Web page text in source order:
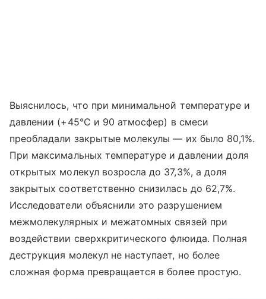
Выяснилось, что при минимальной температуре и
давлении (+45°С и 90 атмосфер) в смеси
преобладали закрытые молекулы — их было 80,1%.
При максимальных температуре и давлении доля
открытых молекул возросла до 37,3%, а доля
закрытых соответственно снизилась до 62,7%.
Исследователи объяснили это разрушением
межмолекулярных и межатомных связей при
воздействии сверхкритического флюида. Полная
деструкция молекул не наступает, но более
сложная форма превращается в более простую.